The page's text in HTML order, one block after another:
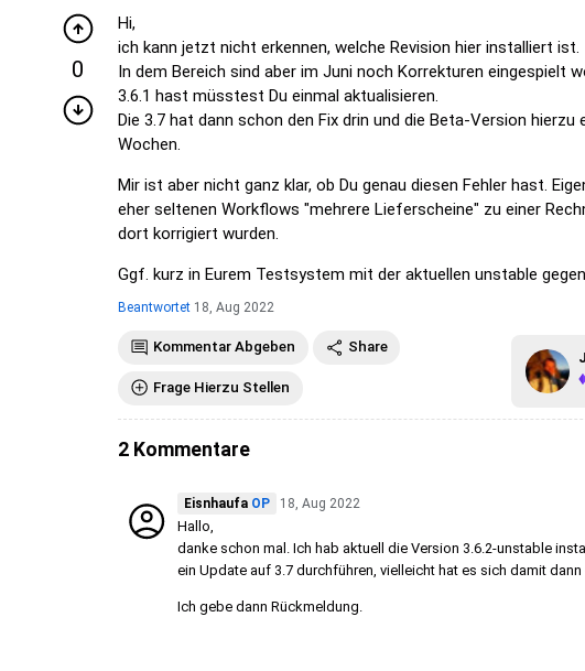
0
Hi,
ich kann jetzt nicht erkennen, welche Revision hier installiert ist.
In dem Bereich sind aber im Juni noch Korrekturen eingespielt
3.6.1 hast müsstest Du einmal aktualisieren.
Die 3.7 hat dann schon den Fix drin und die Beta-Version hierzu
Wochen.
Mir ist aber nicht ganz klar, ob Du genau diesen Fehler hast.
eher seltenen Workflows "mehrere Lieferscheine" zu einer
dort korrigiert wurden.
Ggf. kurz in Eurem Testsystem mit der aktuellen unstable
Beantwortet 18, Aug 2022
Kommentar Abgeben Share
Frage Hierzu Stellen
2 Kommentare
Eisnhaufa OP 18, Aug 2022
Hallo,
danke schon mal. Ich hab aktuell die Version 3.6.2-unstable
ein Update auf 3.7 durchführen, vielleicht hat es sich damit dann
Ich gebe dann Rückmeldung.